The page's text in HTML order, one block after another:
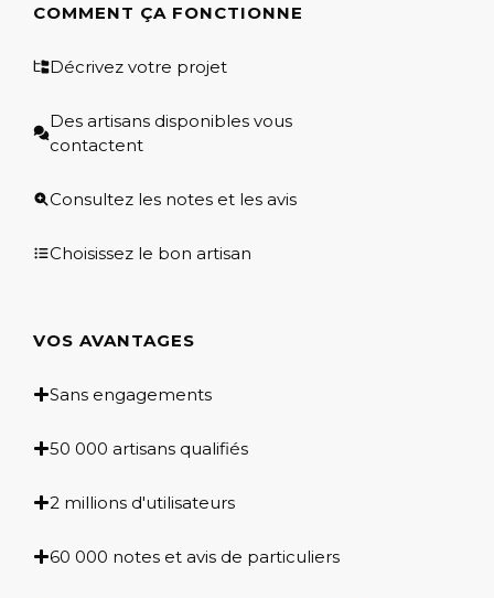
COMMENT ÇA FONCTIONNE
Décrivez votre projet
Des artisans disponibles vous
contactent
Consultez les notes et les avis
Choisissez le bon artisan
VOS AVANTAGES
Sans engagements
50 000 artisans qualifiés
2 millions d'utilisateurs
60 000 notes et avis de particuliers